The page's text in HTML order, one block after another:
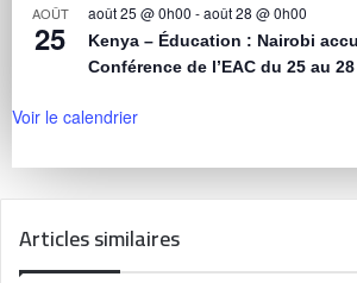
AOÛT
25
août 25 @ 0h00 -août 28 @ 0h00
Kenya – Éducation : Nairobi
Conférence de l’EAC du 25 au
Voir le calendrier
Articles similaires